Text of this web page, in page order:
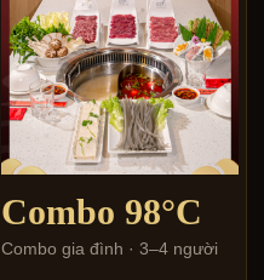
Combo 98°C
Combo gia đình · 3–4 người